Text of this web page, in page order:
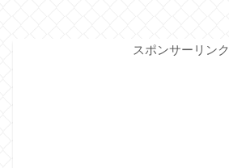
スポンサーリンク